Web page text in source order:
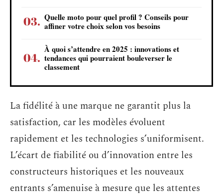
Quelle moto pour quel profil ? Conseils pour
affiner votre choix selon vos besoins
À quoi s’attendre en 2025 : innovations et
tendances qui pourraient bouleverser le
classement
La fidélité à une marque ne garantit plus la
satisfaction, car les modèles évoluent
rapidement et les technologies s’uniformisent.
L’écart de fiabilité ou d’innovation entre les
constructeurs historiques et les nouveaux
entrants s’amenuise à mesure que les attentes